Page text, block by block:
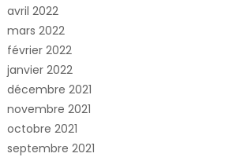
avril 2022
mars 2022
février 2022
janvier 2022
décembre 2021
novembre 2021
octobre 2021
septembre 2021